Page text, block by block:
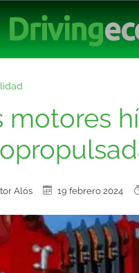
motores
Alós 19 febrero 2024